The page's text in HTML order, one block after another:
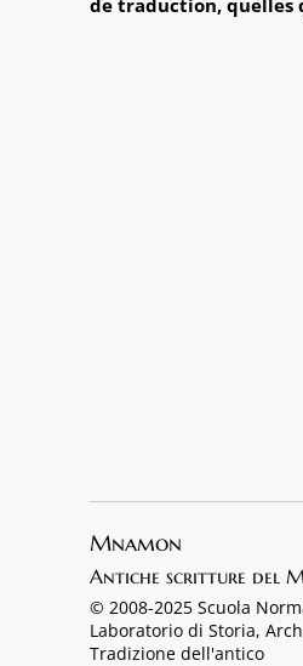
de traduction, quelles
Mnamon
Antiche scritture del
© 2008-2025 Scuola
Laboratorio di Storia,
Tradizione dell'antico